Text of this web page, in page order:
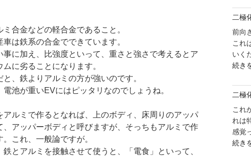
ミ合金などの軽合金であること。
は鉄系の合金でできています。
事に加え、比強度といって、重さと強さで考えるとア
に劣ることになります。
、鉄よりアルミの方が強いのです。
池が重いEVにはピッタリなのでしょうね。
アルミで作るとなれば、上のボディ、床周りのアッパ
、アッパーボディと呼びますが、そっちもアルミで作
これ、一般論ですが。
鉄とアルミを接触させて使うと、「電食」といって、
化
の
件
自
信
を
っ
て
い
こ
う"
の
二極
前向
これ
いく
"二
化
の
件
前
の
め
続き
二極
これ
れは
感覚
"二
続き